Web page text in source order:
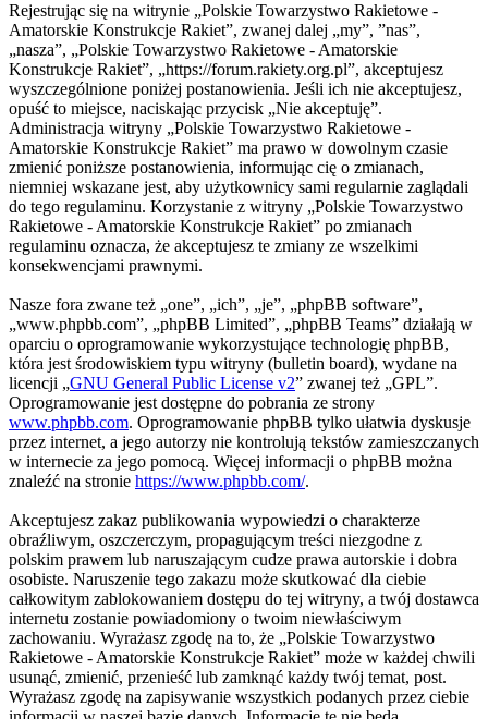
Rejestrując się na witrynie „Polskie Towarzystwo Rakietowe -
Amatorskie Konstrukcje Rakiet”, zwanej dalej „my”, ”nas”,
„nasza”, „Polskie Towarzystwo Rakietowe - Amatorskie
Konstrukcje Rakiet”, „https://forum.rakiety.org.pl”, akceptujesz
wyszczególnione poniżej postanowienia. Jeśli ich nie akceptujesz,
opuść to miejsce, naciskając przycisk „Nie akceptuję”.
Administracja witryny „Polskie Towarzystwo Rakietowe -
Amatorskie Konstrukcje Rakiet” ma prawo w dowolnym czasie
zmienić poniższe postanowienia, informując cię o zmianach,
niemniej wskazane jest, aby użytkownicy sami regularnie zaglądali
do tego regulaminu. Korzystanie z witryny „Polskie Towarzystwo
Rakietowe - Amatorskie Konstrukcje Rakiet” po zmianach
regulaminu oznacza, że akceptujesz te zmiany ze wszelkimi
konsekwencjami prawnymi.
Nasze fora zwane też „one”, „ich”, „je”, „phpBB software”,
„www.phpbb.com”, „phpBB Limited”, „phpBB Teams” działają w
oparciu o oprogramowanie wykorzystujące technologię phpBB,
która jest środowiskiem typu witryny (bulletin board), wydane na
licencji „GNU General Public License v2” zwanej też „GPL”.
Oprogramowanie jest dostępne do pobrania ze strony
www.phpbb.com. Oprogramowanie phpBB tylko ułatwia dyskusje
przez internet, a jego autorzy nie kontrolują tekstów zamieszczanych
w internecie za jego pomocą. Więcej informacji o phpBB można
znaleźć na stronie https://www.phpbb.com/.
Akceptujesz zakaz publikowania wypowiedzi o charakterze
obraźliwym, oszczerczym, propagującym treści niezgodne z
polskim prawem lub naruszającym cudze prawa autorskie i dobra
osobiste. Naruszenie tego zakazu może skutkować dla ciebie
całkowitym zablokowaniem dostępu do tej witryny, a twój dostawca
internetu zostanie powiadomiony o twoim niewłaściwym
zachowaniu. Wyrażasz zgodę na to, że „Polskie Towarzystwo
Rakietowe - Amatorskie Konstrukcje Rakiet” może w każdej chwili
usunąć, zmienić, przenieść lub zamknąć każdy twój temat, post.
Wyrażasz zgodę na zapisywanie wszystkich podanych przez ciebie